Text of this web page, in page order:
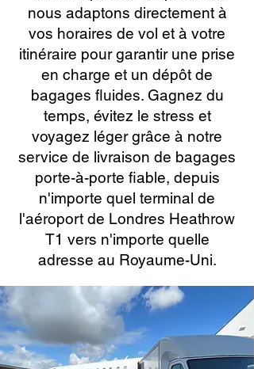
nous adaptons directement à
vos horaires de vol et à votre
itinéraire pour garantir une prise
en charge et un dépôt de
bagages fluides. Gagnez du
temps, évitez le stress et
voyagez léger grâce à notre
service de livraison de bagages
porte-à-porte fiable, depuis
n'importe quel terminal de
l'aéroport de Londres Heathrow
T1 vers n'importe quelle
adresse au Royaume-Uni.